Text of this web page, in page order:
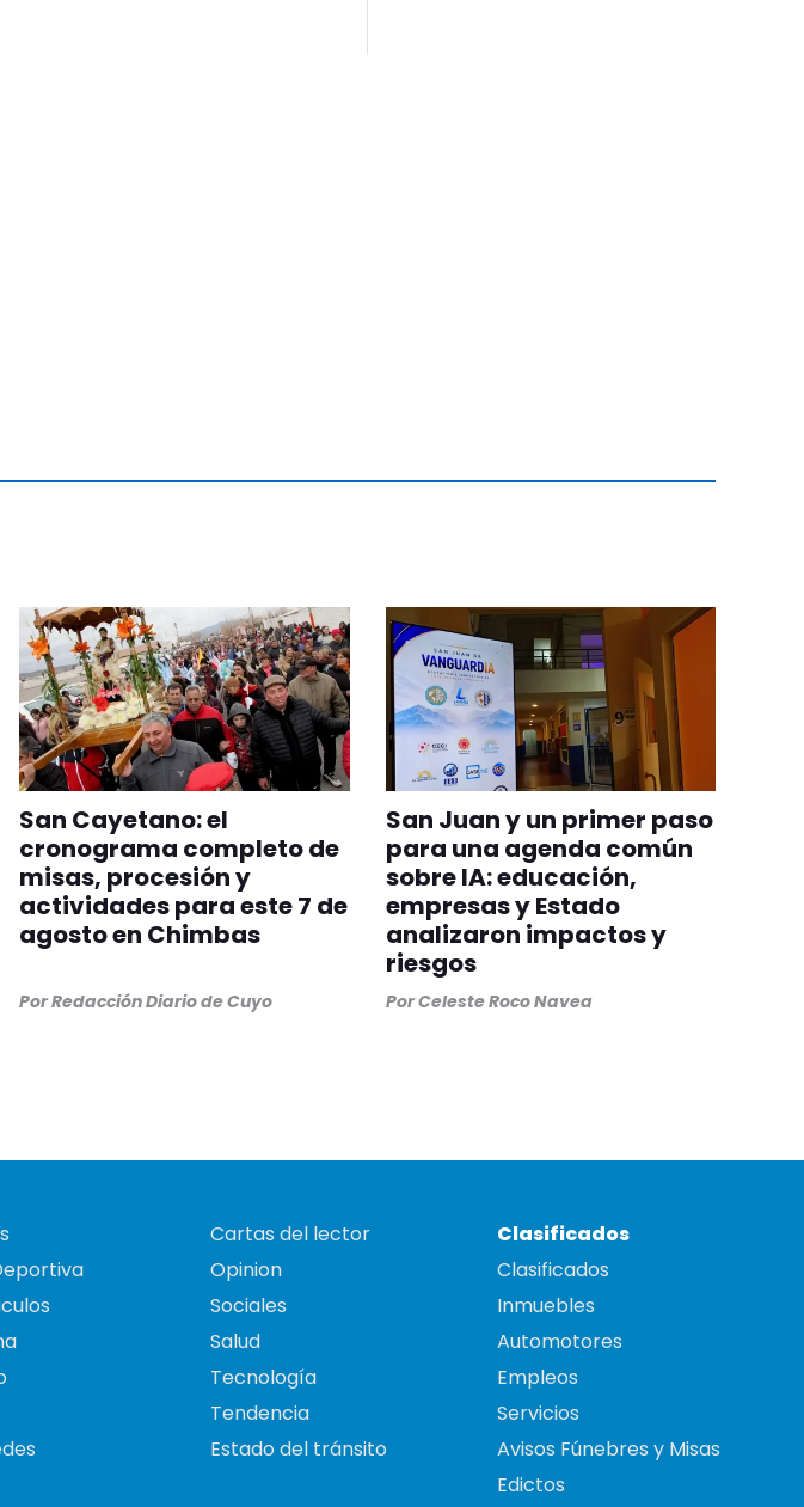
San Cayetano: el
cronograma completo de
misas, procesión y
actividades para este 7 de
agosto en Chimbas
PorRedacción Diario de Cuyo
San Juan y un primer paso
para una agenda común
sobre IA: educación,
empresas y Estado
analizaron impactos y
riesgos
PorCeleste Roco Navea
Cartas del lector
Opinion
Sociales
Salud
Tecnología
Tendencia
Estado del tránsito
Clasificados
Clasificados
Inmuebles
Automotores
Empleos
Servicios
Avisos Fúnebres y Misas
Edictos